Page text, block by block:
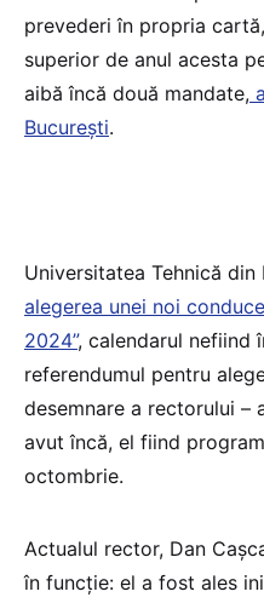
prevederi în propria
superior de anul acesta
aibă încă două mandate,
București.
Universitatea Tehnică
alegerea unei noi
2024”, calendarul nefiind
referendumul pentru
desemnare a rectorului –
avut încă, el fiind
octombrie.
Actualul rector, Dan
în funcție: el a fost ales